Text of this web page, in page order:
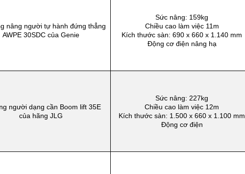
nâng người tự hành đứng thẳng
AWPE 30SDC của Genie
Sức nâng: 159kg
Chiều cao làm việc 11m
Kích thước sàn: 690 x 660 x 1.140 mm
Động cơ điện nâng hạ
người dạng cần Boom lift 35E
của hãng JLG
Sức nâng: 227kg
Chiều cao làm việc 12m
Kích thước sàn: 1.500 x 660 x 1.100 mm
Động cơ điện